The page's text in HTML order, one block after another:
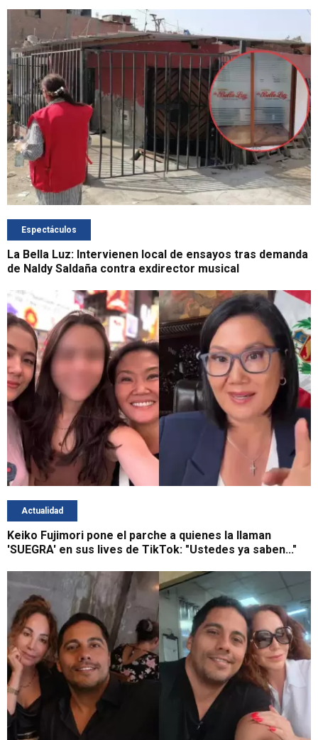
Espectáculos
La Bella Luz: Intervienen local de ensayos tras demanda
de Naldy Saldaña contra exdirector musical
Actualidad
Keiko Fujimori pone el parche a quienes la llaman
'SUEGRA' en sus lives de TikTok: "Ustedes ya saben..."